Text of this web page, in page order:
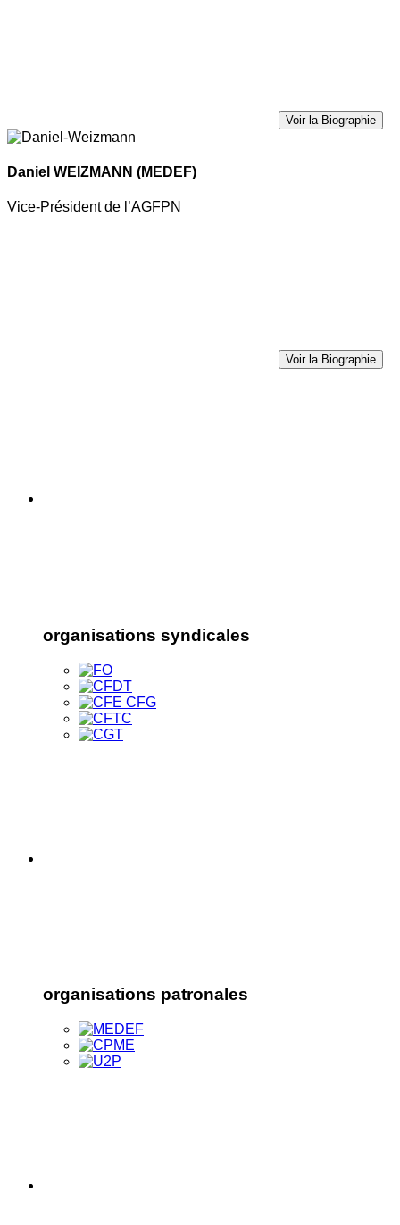
Voir la Biographie
Daniel WEIZMANN (MEDEF)
Vice-Président de l’AGFPN
Voir la Biographie
organisations syndicales
organisations patronales